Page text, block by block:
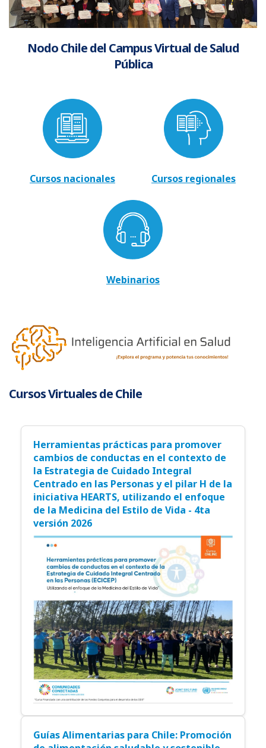
Nodo Chile del Campus Virtual de Salud
Pública
Cursos nacionales Cursos regionales
Webinarios
Cursos Virtuales de Chile
Herramientas prácticas para promover
cambios de conductas en el contexto de
la Estrategia de Cuidado Integral
Centrado en las Personas y el pilar H de la
iniciativa HEARTS, utilizando el enfoque
de la Medicina del Estilo de Vida - 4ta
versión 2026
Guías Alimentarias para Chile: Promoción